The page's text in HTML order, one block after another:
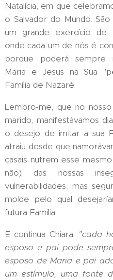
Natalícia, em que
o Salvador do Mundo.
um grande exercício de
onde cada um de nós é
porque poderá sempre
Maria e Jesus na Sua
Família de Nazaré.
Lembro-me, que no
marido, manifestávamos
o desejo de imitar a sua
atraiu desde que
casais nutrem esse
não) das nossas
vulnerabilidades, mas
molde pelo qual
futura Família.
E continua Chiara: "cada
esposo e pai pode
esposo de Maria e pai
um estímulo, uma fonte